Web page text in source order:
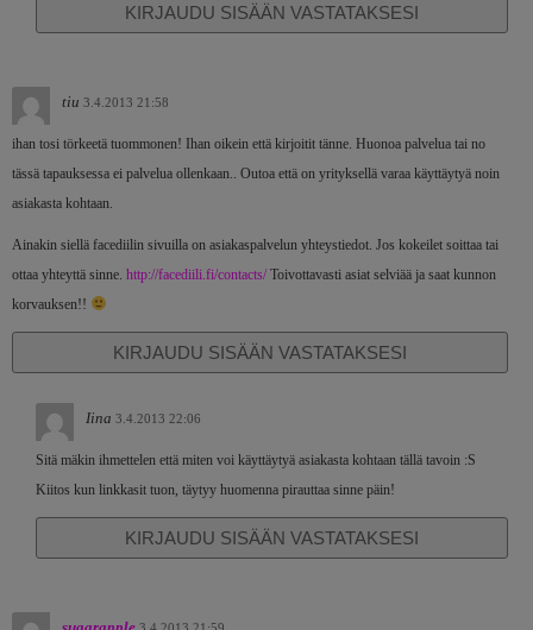
KIRJAUDU SISÄÄN VASTATAKSESI
tiu 3.4.2013 21:58
ihan tosi törkeetä tuommonen! Ihan oikein että kirjoitit tänne. Huonoa palvelua tai no
tässä tapauksessa ei palvelua ollenkaan.. Outoa että on yrityksellä varaa käyttäytyä noin
asiakasta kohtaan.
Ainakin siellä facediilin sivuilla on asiakaspalvelun yhteystiedot. Jos kokeilet soittaa tai
ottaa yhteyttä sinne. http://facediili.fi/contacts/ Toivottavasti asiat selviää ja saat kunnon
korvauksen!!
KIRJAUDU SISÄÄN VASTATAKSESI
Iina 3.4.2013 22:06
Sitä mäkin ihmettelen että miten voi käyttäytyä asiakasta kohtaan tällä tavoin :S
Kiitos kun linkkasit tuon, täytyy huomenna pirauttaa sinne päin!
KIRJAUDU SISÄÄN VASTATAKSESI